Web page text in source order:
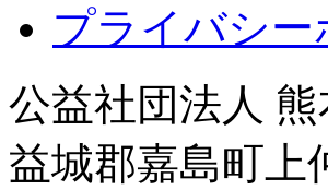
プライバシー
公益社団法人
益城郡嘉島町